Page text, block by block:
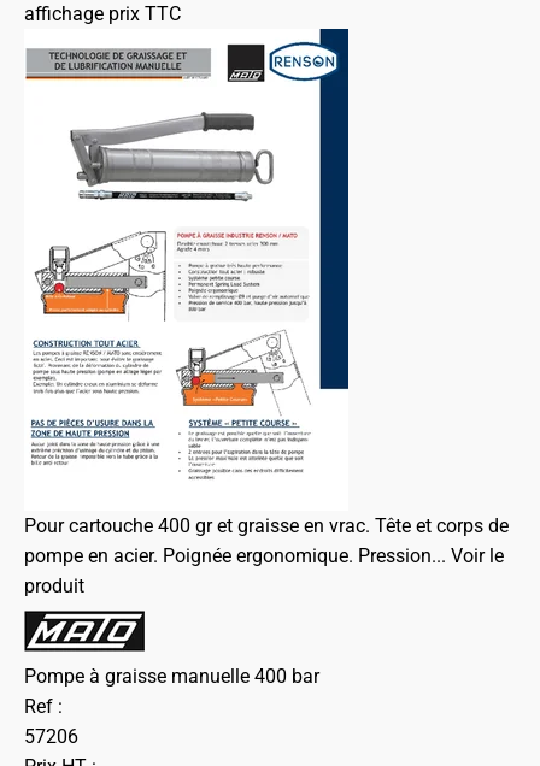
affichage prix TTC
Pour cartouche 400 gr et graisse en vrac. Tête et corps de
pompe en acier. Poignée ergonomique. Pression... Voir le
produit
Pompe à graisse manuelle 400 bar
Ref :
57206